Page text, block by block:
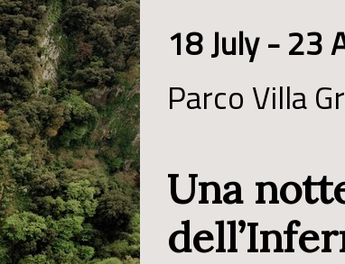
18 July - 23
Parco Villa
Una